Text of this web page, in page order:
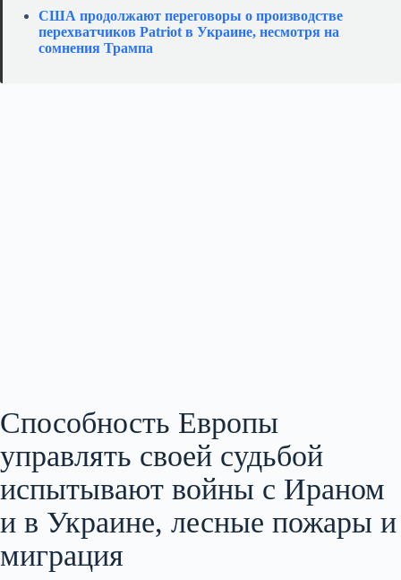
США продолжают переговоры о производстве
перехватчиков Patriot в Украине, несмотря на
сомнения Трампа
Способность Европы
управлять своей судьбой
испытывают войны с Ираном
и в Украине, лесные пожары и
миграция